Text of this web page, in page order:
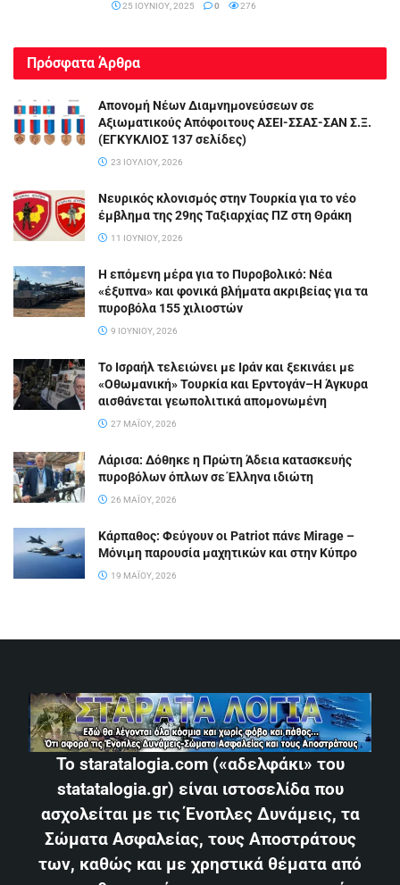
25 ΙΟΥΝΊΟΥ, 2025 0 276
Πρόσφατα Άρθρα
Απονομή Νέων Διαμνημονεύσεων σε
Αξιωματικούς Απόφοιτους ΑΣΕΙ-ΣΣΑΣ-ΣΑΝ Σ.Ξ.
(ΕΓΚΥΚΛΙΟΣ 137 σελίδες)
23 ΙΟΥΛΊΟΥ, 2026
Νευρικός κλονισμός στην Τουρκία για το νέο
έμβλημα της 29ης Ταξιαρχίας ΠΖ στη Θράκη
11 ΙΟΥΝΊΟΥ, 2026
Η επόμενη μέρα για το Πυροβολικό: Νέα
«έξυπνα» και φονικά βλήματα ακριβείας για τα
πυροβόλα 155 χιλιοστών
9 ΙΟΥΝΊΟΥ, 2026
Το Ισραήλ τελειώνει με Ιράν και ξεκινάει με
«Οθωμανική» Τουρκία και Ερντογάν–Η Άγκυρα
αισθάνεται γεωπολιτικά απομονωμένη
27 ΜΑΪ́ΟΥ, 2026
Λάρισα: Δόθηκε η Πρώτη Άδεια κατασκευής
πυροβόλων όπλων σε Έλληνα ιδιώτη
26 ΜΑΪ́ΟΥ, 2026
Κάρπαθος: Φεύγουν οι Patriot πάνε Mirage –
Μόνιμη παρουσία μαχητικών και στην Κύπρο
19 ΜΑΪ́ΟΥ, 2026
Το staratalogia.com («αδελφάκι» του
statatalogia.gr) είναι ιστοσελίδα που
ασχολείται με τις Ένοπλες Δυνάμεις, τα
Σώματα Ασφαλείας, τους Αποστράτους
των, καθώς και με χρηστικά θέματα από